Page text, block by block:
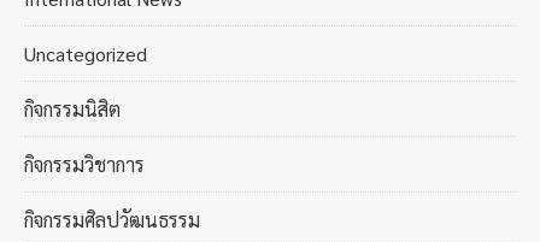
Uncategorized
กิจกรรมนิสิต
กิจกรรมวิชาการ
กิจกรรมศิลปวัฒนธรรม